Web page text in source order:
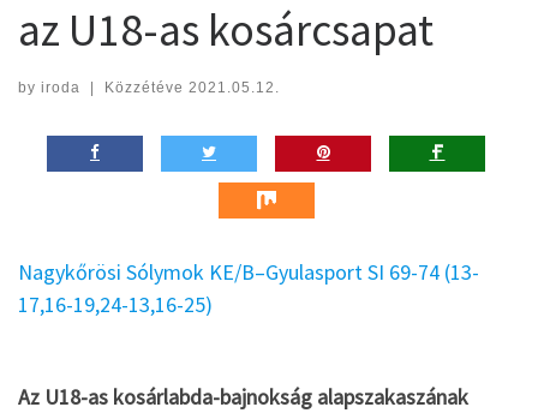
az U18-as kosárcsapat
by iroda | Közzétéve 2021.05.12.
Nagykőrösi Sólymok KE/B–Gyulasport SI 69-74 (13-
17,16-19,24-13,16-25)
Az U18-as kosárlabda-bajnokság alapszakaszának